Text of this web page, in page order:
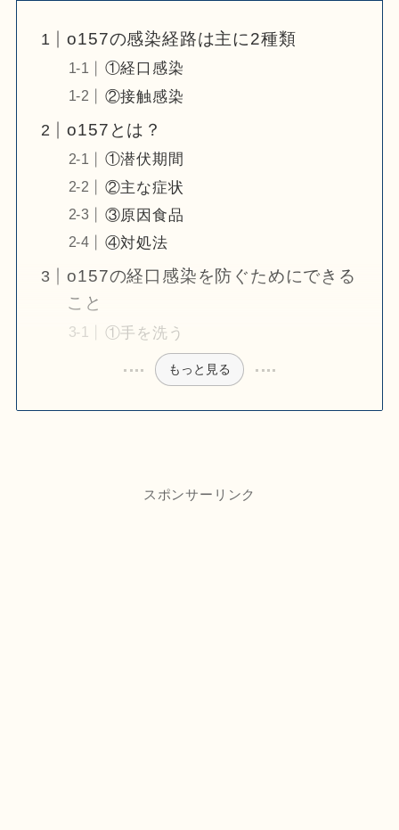
o157の感染経路は主に2種類
①経口感染
②接触感染
o157とは？
①潜伏期間
②主な症状
③原因食品
④対処法
o157の経口感染を防ぐためにできる
こと
①手を洗う
もっと見る
スポンサーリンク